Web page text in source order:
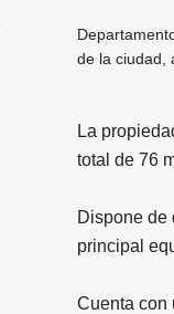
de la ciudad,
La
total de 76
Dispone de
principal
Cuenta con